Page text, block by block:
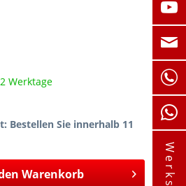
Werktage
: Bestellen Sie innerhalb 11
Warenkorb